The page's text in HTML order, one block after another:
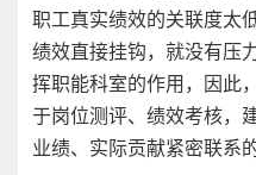
职工真实绩效的关联度太
绩效直接挂钩，就没有压
挥职能科室的作用，因此
于岗位测评、绩效考核，
业绩、实际贡献紧密联系